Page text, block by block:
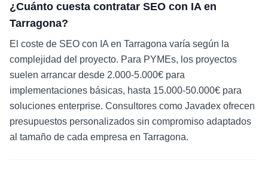
¿Cuánto cuesta contratar SEO con IA en
Tarragona?
El coste de SEO con IA en Tarragona varía según la
complejidad del proyecto. Para PYMEs, los proyectos
suelen arrancar desde 2.000-5.000€ para
implementaciones básicas, hasta 15.000-50.000€ para
soluciones enterprise. Consultores como Javadex ofrecen
presupuestos personalizados sin compromiso adaptados
al tamaño de cada empresa en Tarragona.